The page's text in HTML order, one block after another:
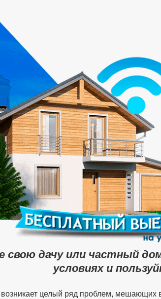
свою дачу или частный
условиях и
возникает целый ряд проблем, мешающих